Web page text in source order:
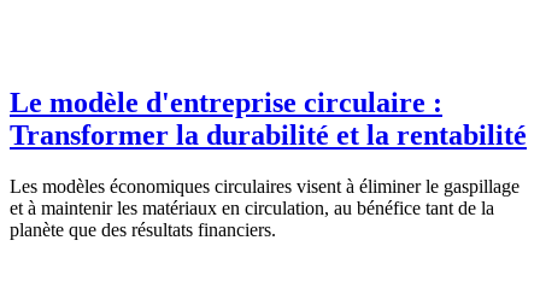
Le modèle d'entreprise circulaire :
Transformer la durabilité et la rentabilité
Les modèles économiques circulaires visent à éliminer le gaspillage
et à maintenir les matériaux en circulation, au bénéfice tant de la
planète que des résultats financiers.